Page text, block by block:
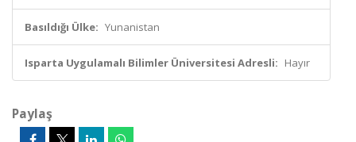
Basıldığı Ülke: Yunanistan
Isparta Uygulamalı Bilimler Üniversitesi Adresli: Hayır
Paylaş